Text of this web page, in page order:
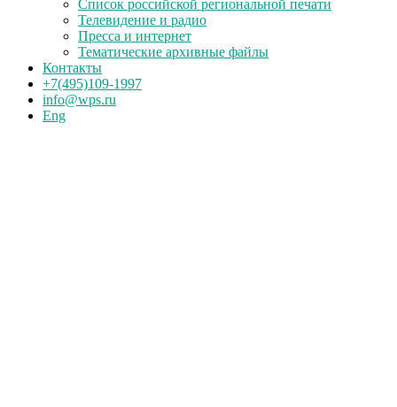
Список российской региональной печати
Телевидение и радио
Пресса и интернет
Тематические архивные файлы
Контакты
+7(495)109-1997
info@wps.ru
Eng